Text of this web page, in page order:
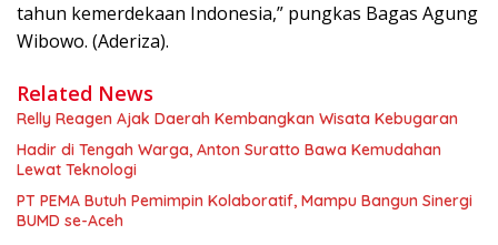
tahun kemerdekaan Indonesia,” pungkas Bagas Agung
Wibowo. (Aderiza).
Related News
Relly Reagen Ajak Daerah Kembangkan Wisata Kebugaran
Hadir di Tengah Warga, Anton Suratto Bawa Kemudahan
Lewat Teknologi
PT PEMA Butuh Pemimpin Kolaboratif, Mampu Bangun Sinergi
BUMD se-Aceh